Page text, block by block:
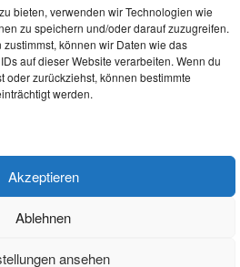
bieten, verwenden wir Technologien wie
zu speichern und/oder darauf zuzugreifen.
können wir Daten wie das
auf dieser Website verarbeiten. Wenn du
oder zurückziehst, können bestimmte
werden.
Akzeptieren
Ablehnen
ansehen